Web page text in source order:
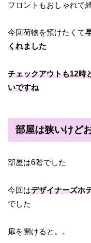
フロントもおしゃれで
今回荷物を預けたくて
くれました
チェックアウトも12時
いですね
部屋は狭いけど
部屋は6階でした
今回はデザイナーズホ
でした
扉を開けると。。